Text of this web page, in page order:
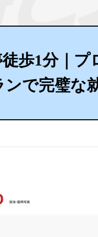
歩1分｜
で完璧な